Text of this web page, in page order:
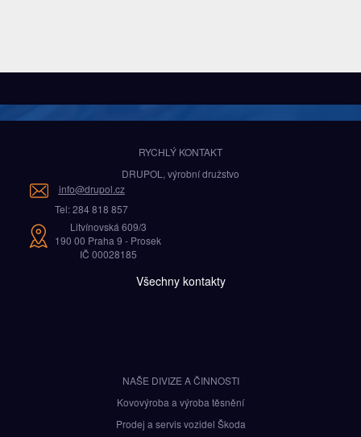
RYCHLÝ KONTAKT
DRUPOL, výrobní družstvo
info@drupol.cz
Tel: 284 818 857
Litvínovská 609/3
190 00 Praha 9 - Prosek
IČ 00028185
Všechny kontakty
NAŠE DIVIZE A ČINNOSTI
Kovovýroba a výroba těsnění
Prodej a servis vozidel Škoda